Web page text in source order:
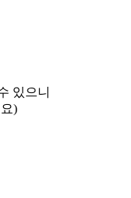
있으니
)